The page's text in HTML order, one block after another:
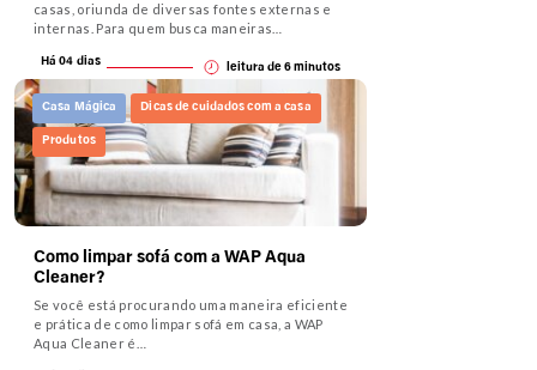
casas, oriunda de diversas fontes externas e
internas. Para quem busca maneiras…
Há 04 dias leitura de 6 minutos
Casa Mágica Dicas de cuidados com a casa
Produtos
Como limpar sofá com a WAP Aqua
Cleaner?
Se você está procurando uma maneira eficiente
e prática de como limpar sofá em casa, a WAP
Aqua Cleaner é…